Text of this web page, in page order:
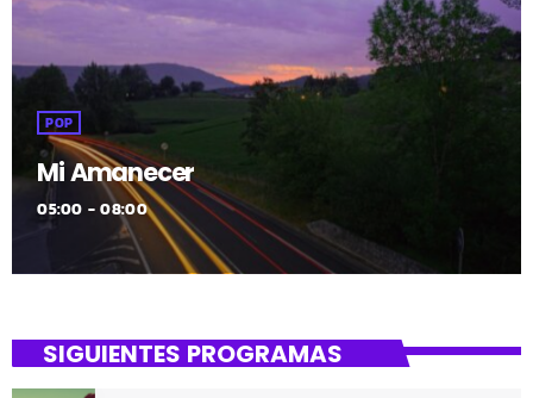
POP
Mi Amanecer
05:00 - 08:00
SIGUIENTES PROGRAMAS